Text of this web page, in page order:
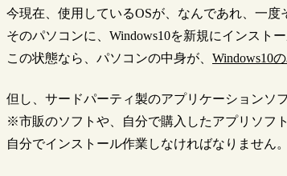
今現在、使用しているOSが、なんであれ、一度
そのパソコンに、Windows10を新規にインスト
この状態なら、パソコンの中身が、 Windows10
但し、サードパーティ製のアプリケーションソ
※市販のソフトや、自分で購入したアプリソフ
自分でインストール作業しなければなりません。